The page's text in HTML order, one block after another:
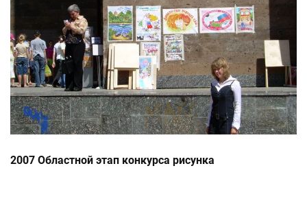
2007 Областной этап конкурса рисунка